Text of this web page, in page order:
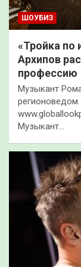
ШОУБИЗ
«Тройка по
Архипов
профессию
Музыкант
Музыкант…